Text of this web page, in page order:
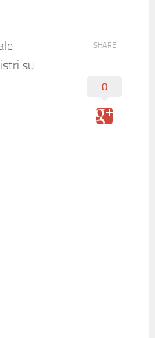
su
SHARE
0